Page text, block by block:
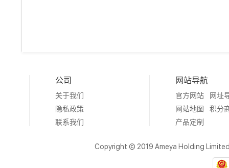
公司
关于我们
隐私政策
联系我们
网站导航
官方网站
网址
网站地图
积分
产品定制
Copyright © 2019 Ameya Holding